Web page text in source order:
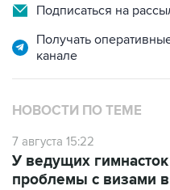
Подписаться на
Получать
канале
НОВОСТИ ПО ТЕМЕ
7 августа 15:22
У ведущих
проблемы с визами